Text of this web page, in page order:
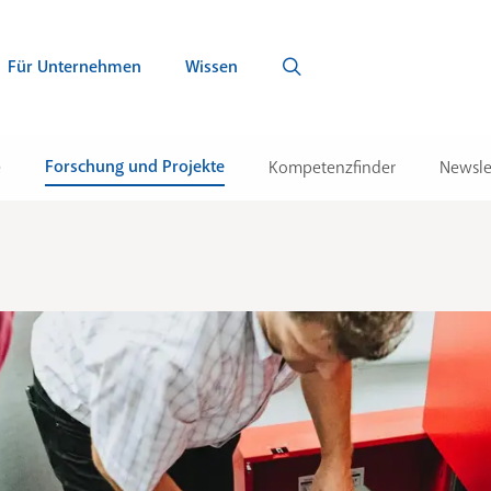
Für Unternehmen Wissen
Forschung und Projekte Kompetenzfinder